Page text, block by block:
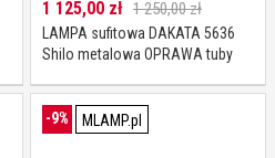
1 125,00 zł 1 250,00 zł
LAMPA sufitowa DAKATA 5636
Shilo metalowa OPRAWA tuby
-9% MLAMP.pl